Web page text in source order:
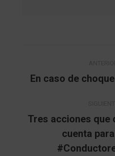
entre
En caso de
Tres acciones que
cuenta